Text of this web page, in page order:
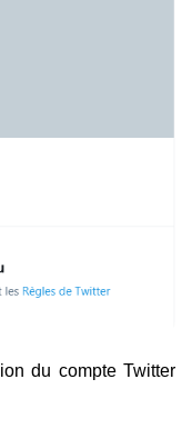
du compte Twitter